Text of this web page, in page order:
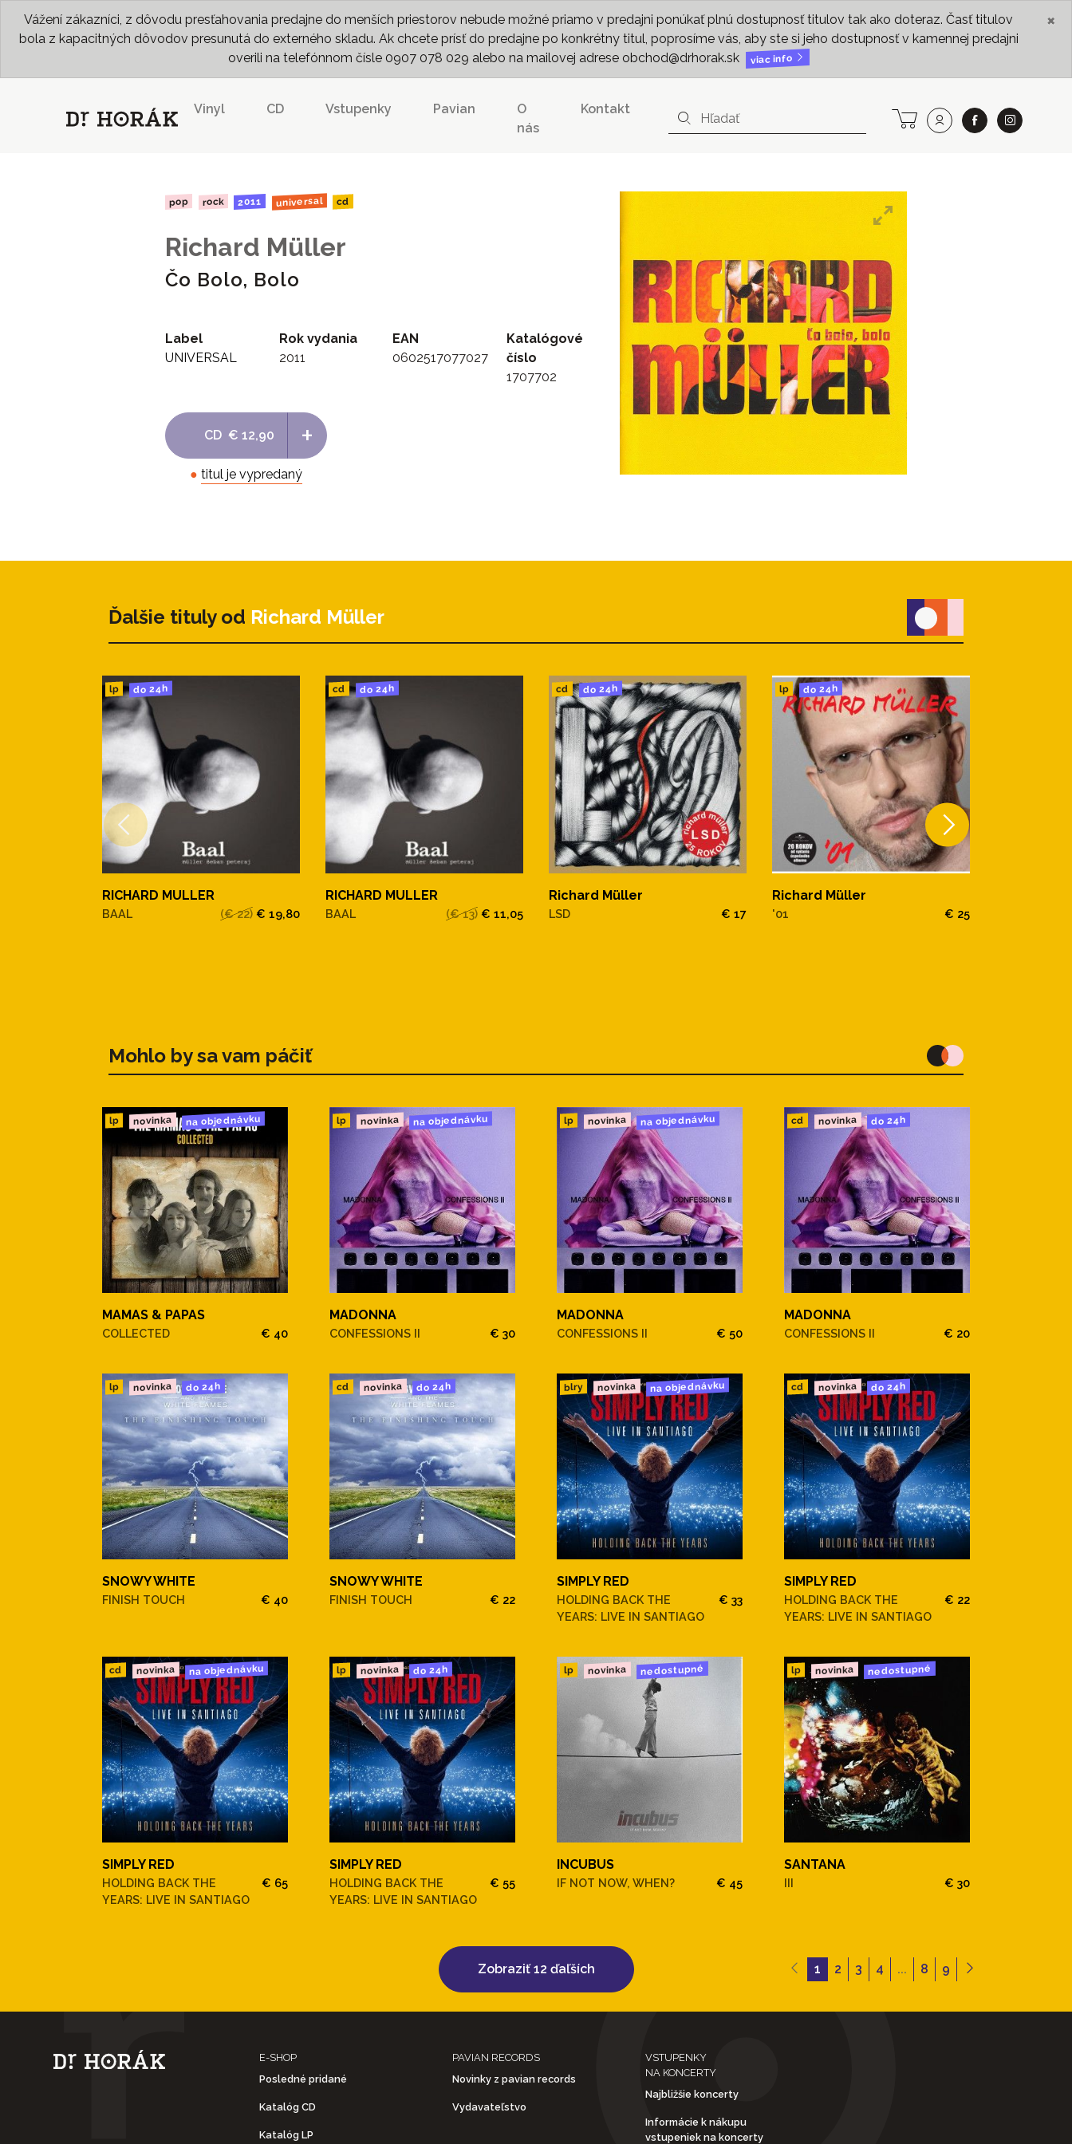
Vážení zákazníci, z dôvodu presťahovania predajne do menších priestorov nebude možné priamo v predajni ponúkať plnú dostupnosť titulov tak ako doteraz. Časť titulov
bola z kapacitných dôvodov presunutá do externého skladu. Ak chcete prísť do predajne po konkrétny titul, poprosíme vás, aby ste si jeho dostupnosť v kamennej predajni
overili na telefónnom čísle 0907 078 029 alebo na mailovej adrese obchod@drhorak.sk
viac info
×
Vinyl CD Vstupenky Pavian
O
nás
Kontakt
pop rock 2011 universal cd
Richard Müller
Čo Bolo, Bolo
Label
UNIVERSAL
Rok vydania
2011
EAN
0602517077027
Katalógové
číslo
1707702
CD € 12,90 +
● titul je vypredaný
Ďalšie tituly od Richard Müller
lp do 24h
RICHARD MULLER
BAAL (€ 22) € 19,80
cd do 24h
RICHARD MULLER
BAAL (€ 13) € 11,05
cd do 24h
Richard Müller
LSD € 17
lp do 24h
Richard Müller
'01 € 25
Mohlo by sa vam páčiť
lp novinka na objednávku
MAMAS & PAPAS
COLLECTED € 40
lp novinka na objednávku
MADONNA
CONFESSIONS II € 30
lp novinka na objednávku
MADONNA
CONFESSIONS II € 50
cd novinka do 24h
MADONNA
CONFESSIONS II € 20
lp novinka do 24h
SNOWY WHITE
FINISH TOUCH € 40
cd novinka do 24h
SNOWY WHITE
FINISH TOUCH € 22
blry novinka na objednávku
SIMPLY RED
HOLDING BACK THE
YEARS: LIVE IN SANTIAGO
€ 33
cd novinka do 24h
SIMPLY RED
HOLDING BACK THE
YEARS: LIVE IN SANTIAGO
€ 22
cd novinka na objednávku
SIMPLY RED
HOLDING BACK THE
YEARS: LIVE IN SANTIAGO
€ 65
lp novinka do 24h
SIMPLY RED
HOLDING BACK THE
YEARS: LIVE IN SANTIAGO
€ 55
lp novinka nedostupné
INCUBUS
IF NOT NOW, WHEN? € 45
lp novinka nedostupné
SANTANA
III € 30
Zobraziť 12 ďaľších 1 2 3 4 ... 8 9
E-SHOP
Posledné pridané
Katalóg CD
Katalóg LP
PAVIAN RECORDS
Novinky z pavian records
Vydavateľstvo
VSTUPENKY
NA KONCERTY
Najbližšie koncerty
Informácie k nákupu
vstupeniek na koncerty